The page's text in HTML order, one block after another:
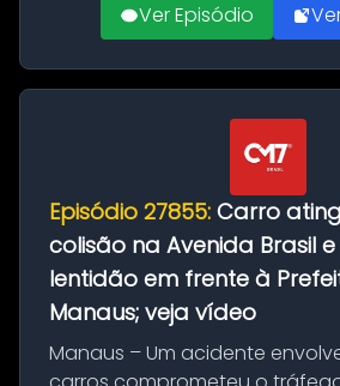
Ver Episódio
Episódio 27855: Carro
colisão na Avenida Brasil
lentidão em frente à
Manaus; veja vídeo
Manaus – Um acidente